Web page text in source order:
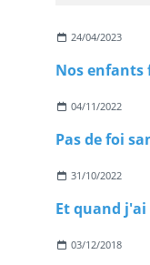
24/04/2023
Nos enfants
04/11/2022
Pas de foi
31/10/2022
03/12/2018